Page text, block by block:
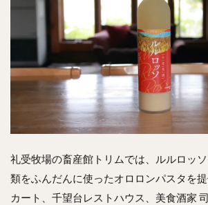
礼受牧場の畜産館トリムでは、ルルロッ
類をふんだんに使ったオロロンパスタを
カート、千望台レストハウス、美食酒家